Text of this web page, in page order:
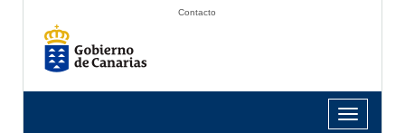
Contacto
Toggle
navigation